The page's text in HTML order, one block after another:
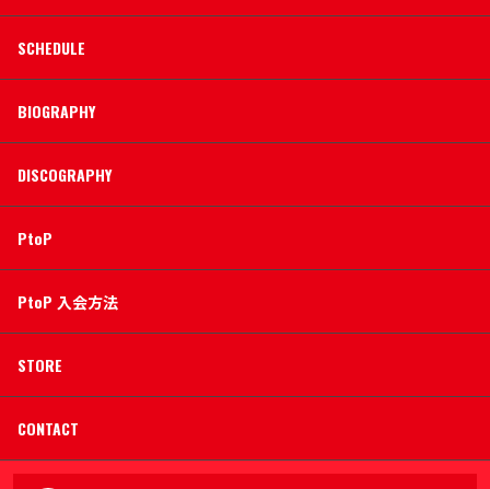
SCHEDULE
BIOGRAPHY
DISCOGRAPHY
PtoP
PtoP 入会方法
STORE
CONTACT